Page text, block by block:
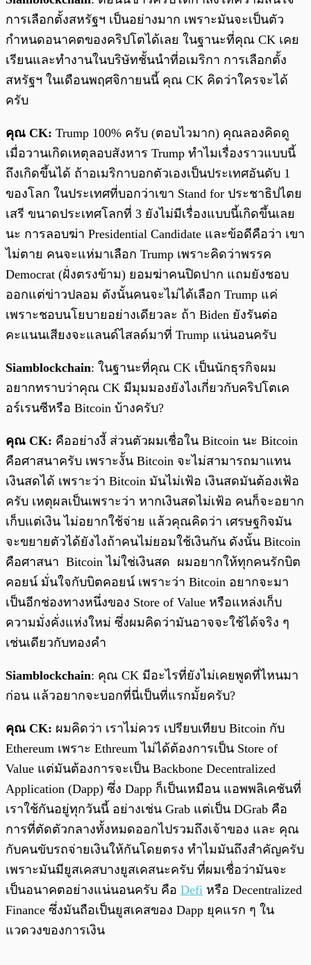
การเลือกตั้งสหรัฐฯ เป็นอย่างมาก เพราะมันจะเป็นตัว
กำหนดอนาคตของคริปโตได้เลย ในฐานะที่คุณ CK เคย
เรียนและทำงานในบริษัทชั้นนำที่อเมริกา การเลือกตั้ง
สหรัฐฯ ในเดือนพฤศจิกายนนี้ คุณ CK คิดว่าใครจะได้
ครับ
คุณ CK: Trump 100% ครับ (ตอบไวมาก) คุณลองคิดดู
เมื่อวานเกิดเหตุลอบสังหาร Trump ทำไมเรื่องราวแบบนี้
ถึงเกิดขึ้นได้ ถ้าอเมริกาบอกตัวเองเป็นประเทศอันดับ 1
ของโลก ในประเทศที่บอกว่าเขา Stand for ประชาธิปไตย
เสรี ขนาดประเทศโลกที่ 3 ยังไม่มีเรื่องแบบนี้เกิดขึ้นเลย
นะ การลอบฆ่า Presidential Candidate และข้อดีคือว่า เขา
ไม่ตาย คนจะแห่มาเลือก Trump เพราะคิดว่าพรรค
Democrat (ฝั่งตรงข้าม) ยอมฆ่าคนปิดปาก แถมยังชอบ
ออกแต่ข่าวปลอม ดังนั้นคนจะไม่ได้เลือก Trump แค่
เพราะชอบนโยบายอย่างเดียวละ ถ้า Biden ยังรันต่อ
คะแนนเสียงจะแลนด์ไสลด์มาที่ Trump แน่นอนครับ
Siamblockchain: ในฐานะที่คุณ CK เป็นนักธุรกิจผม
อยากทราบว่าคุณ CK มีมุมมองยังไงเกี่ยวกับคริปโตเค
อร์เรนซีหรือ Bitcoin บ้างครับ?
คุณ CK: คืออย่างงี้ ส่วนตัวผมเชื่อใน Bitcoin นะ Bitcoin
คือศาสนาครับ เพราะงั้น Bitcoin จะไม่สามารถมาแทน
เงินสดได้ เพราะว่า Bitcoin มันไม่เฟ้อ เงินสดมันต้องเฟ้อ
ครับ เหตุผลเป็นเพราะว่า หากเงินสดไม่เฟ้อ คนก็จะอยาก
เก็บแต่เงิน ไม่อยากใช้จ่าย แล้วคุณคิดว่า เศรษฐกิจมัน
จะขยายตัวได้ยังไงถ้าคนไม่ยอมใช้เงินกัน ดังนั้น Bitcoin
คือศาสนา Bitcoin ไม่ใช่เงินสด ผมอยากให้ทุกคนรักบิต
คอยน์ มั่นใจกับบิตคอยน์ เพราะว่า Bitcoin อยากจะมา
เป็นอีกช่องทางหนึ่งของ Store of Value หรือแหล่งเก็บ
ความมั่งคั่งแห่งใหม่ ซึ่งผมคิดว่ามันอาจจะใช้ได้จริง ๆ
เช่นเดียวกับทองคำ
Siamblockchain: คุณ CK มีอะไรที่ยังไม่เคยพูดที่ไหนมา
ก่อน แล้วอยากจะบอกที่นี่เป็นที่แรกมั้ยครับ?
คุณ CK: ผมคิดว่า เราไม่ควร เปรียบเทียบ Bitcoin กับ
Ethereum เพราะ Ethreum ไม่ได้ต้องการเป็น Store of
Value แต่มันต้องการจะเป็น Backbone Decentralized
Application (Dapp) ซึ่ง Dapp ก็เป็นเหมือน แอพพลิเคชันที่
เราใช้กันอยู่ทุกวันนี้ อย่างเช่น Grab แต่เป็น DGrab คือ
การที่ตัดตัวกลางทั้งหมดออกไปรวมถึงเจ้าของ และ คุณ
กับคนขับรถจ่ายเงินให้กันโดยตรง ทำไมมันถึงสำคัญครับ
เพราะมันมียูสเคสบางยูสเคสนะครับ ที่ผมเชื่อว่ามันจะ
เป็นอนาคตอย่างแน่นอนครับ คือ Defi หรือ Decentralized
Finance ซึ่งมันถือเป็นยูสเคสของ Dapp ยุคแรก ๆ ใน
แวดวงของการเงิน